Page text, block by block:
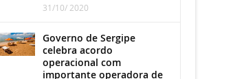
31/10/ 2020
Governo de Sergipe
celebra acordo
operacional com
importante operadora de